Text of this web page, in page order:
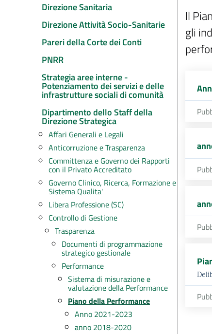
Direzione Sanitaria
Direzione Attività Socio-Sanitarie
Pareri della Corte dei Conti
PNRR
Strategia aree interne -
Potenziamento dei servizi e delle
infrastrutture sociali di comunità
Dipartimento dello Staff della
Direzione Strategica
Affari Generali e Legali
Anticorruzione e Trasparenza
Committenza e Governo dei Rapporti
con il Privato Accreditato
Governo Clinico, Ricerca, Formazione e
Sistema Qualita'
Libera Professione (SC)
Controllo di Gestione
Trasparenza
Documenti di programmazione
strategico gestionale
Performance
Sistema di misurazione e
valutazione della Performance
Piano della Performance
Anno 2021-2023
anno 2018-2020
Il
gli